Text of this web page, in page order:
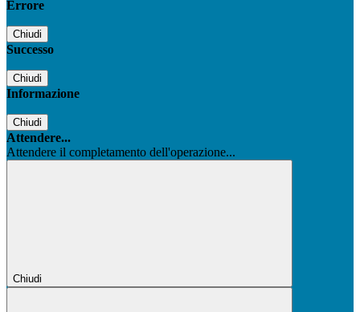
Errore
Chiudi
Successo
Chiudi
Informazione
Chiudi
Attendere...
Attendere il completamento dell'operazione...
Chiudi